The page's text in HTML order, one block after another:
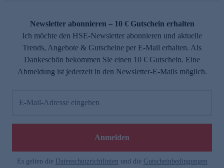
Newsletter abonnieren – 10 € Gutschein erhalten
Ich möchte den HSE-Newsletter abonnieren und aktuelle
Trends, Angebote & Gutscheine per E-Mail erhalten. Als
Dankeschön bekommen Sie einen 10 € Gutschein. Eine
Abmeldung ist jederzeit in den Newsletter-E-Mails möglich.
E-Mail-Adresse eingeben
Anmelden
Es gelten die Datenschutzrichtlinien und die Gutscheinbedingungen